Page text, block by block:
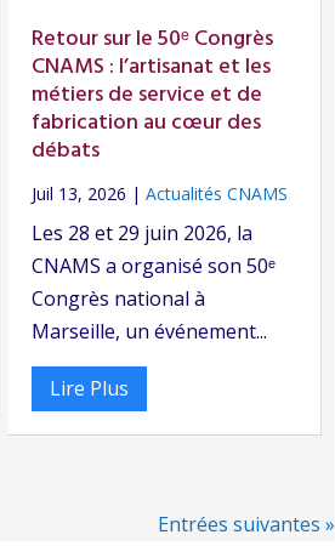
Retour sur le 50ᵉ Congrès
CNAMS : l’artisanat et les
métiers de service et de
fabrication au cœur des
débats
Juil 13, 2026 | Actualités CNAMS
Les 28 et 29 juin 2026, la
CNAMS a organisé son 50ᵉ
Congrès national à
Marseille, un événement...
Lire Plus
Entrées suivantes »